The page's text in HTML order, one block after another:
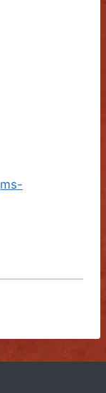
ms-